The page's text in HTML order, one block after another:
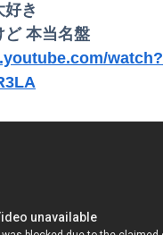
き
ど 本当名盤
watch?